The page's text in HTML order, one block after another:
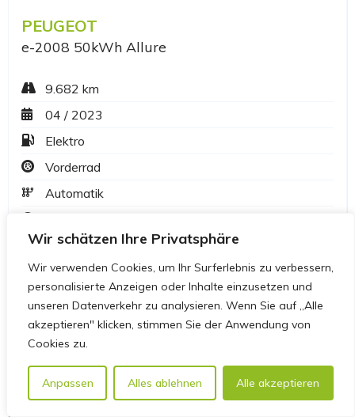
Wir schätzen Ihre Privatsphäre
Wir verwenden Cookies, um Ihr Surferlebnis zu verbessern,
personalisierte Anzeigen oder Inhalte einzusetzen und
unseren Datenverkehr zu analysieren. Wenn Sie auf „Alle
akzeptieren" klicken, stimmen Sie der Anwendung von
Cookies zu.
Anpassen Alles ablehnen Alle akzeptieren